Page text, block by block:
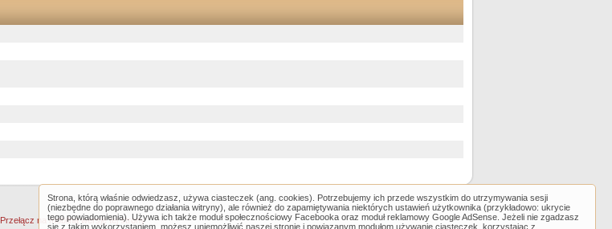
Przełącz na mobilną wersję tej strony
Strona, którą właśnie odwiedzasz, używa ciasteczek (ang. cookies). Potrzebujemy ich przede wszystkim do utrzymywania sesji
(niezbędne do poprawnego działania witryny), ale również do zapamiętywania niektórych ustawień użytkownika (przykładowo: ukrycie
tego powiadomienia). Używa ich także moduł społecznościowy Facebooka oraz moduł reklamowy Google AdSense. Jeżeli nie zgadzasz
się z takim wykorzystaniem, możesz uniemożliwić naszej stronie i powiązanym modułom używanie ciasteczek, korzystając z